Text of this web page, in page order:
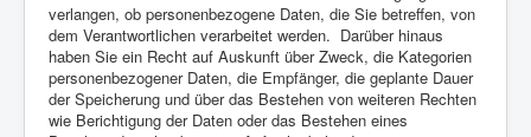
verlangen, ob personenbezogene Daten, die Sie betreffen, von
dem Verantwortlichen verarbeitet werden. Darüber hinaus
haben Sie ein Recht auf Auskunft über Zweck, die Kategorien
personenbezogener Daten, die Empfänger, die geplante Dauer
der Speicherung und über das Bestehen von weiteren Rechten
wie Berichtigung der Daten oder das Bestehen eines